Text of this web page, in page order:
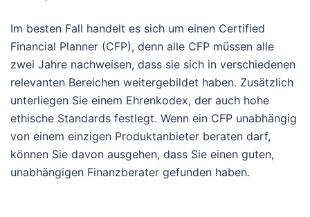
Im besten Fall handelt es sich um einen Certified
Financial Planner (CFP), denn alle CFP müssen alle
zwei Jahre nachweisen, dass sie sich in verschiedenen
relevanten Bereichen weitergebildet haben. Zusätzlich
unterliegen Sie einem Ehrenkodex, der auch hohe
ethische Standards festlegt. Wenn ein CFP unabhängig
von einem einzigen Produktanbieter beraten darf,
können Sie davon ausgehen, dass Sie einen guten,
unabhängigen Finanzberater gefunden haben.